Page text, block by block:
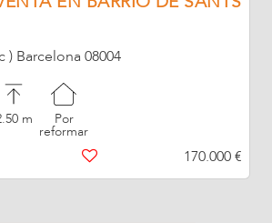
) Barcelona 08004
m Por
reformar
170.000 €